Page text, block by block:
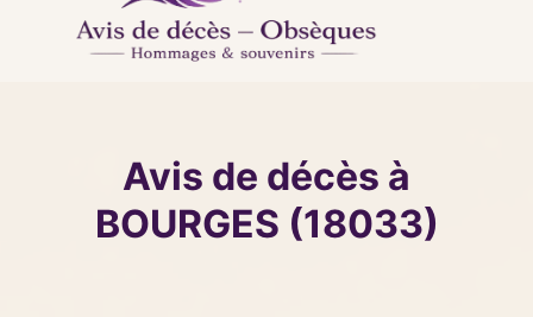
Avis de décès à
BOURGES (18033)